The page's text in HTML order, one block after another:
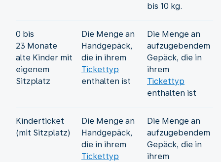
bis 10 kg.
0 bis
23 Monate
alte Kinder mit
eigenem
Sitzplatz
Die Menge an
Handgepäck,
die in ihrem
Tickettyp
enthalten ist
Die Menge an
aufzugebendem
Gepäck, die in
ihrem
Tickettyp
enthalten ist
Kinderticket
(mit Sitzplatz)
Die Menge an
Handgepäck,
die in ihrem
Tickettyp
Die Menge an
aufzugebendem
Gepäck, die in
ihrem